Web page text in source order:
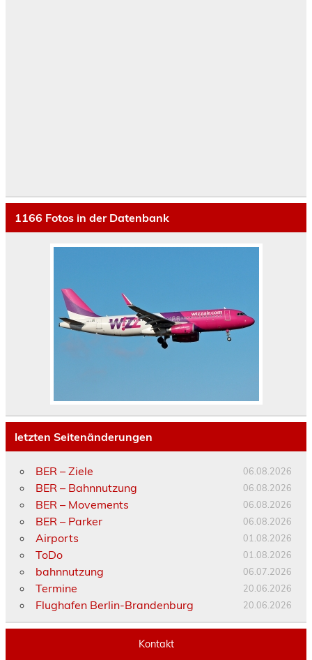
1166 Fotos in der Datenbank
letzten Seitenänderungen
BER – Ziele 06.08.2026
BER – Bahnnutzung 06.08.2026
BER – Movements 06.08.2026
BER – Parker 06.08.2026
Airports 01.08.2026
ToDo 01.08.2026
bahnnutzung 06.07.2026
Termine 20.06.2026
Flughafen Berlin-Brandenburg 20.06.2026
Kontakt